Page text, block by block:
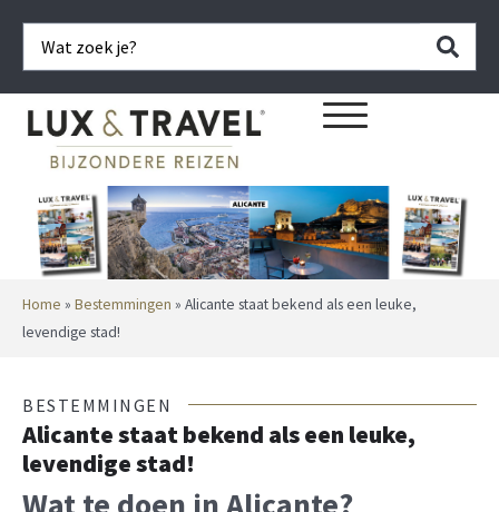
Home » Bestemmingen » Alicante staat bekend als een leuke,
levendige stad!
BESTEMMINGEN
Alicante staat bekend als een leuke,
levendige stad!
Wat te doen in Alicante?